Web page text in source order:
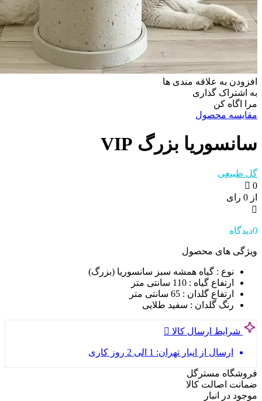
افزودن به علاقه مندی ها
به اشتراک گذاری
مرا اگاه کن
مقایسه محصول
سانسوریا بزرگ VIP
گل طبیعی
0
از 0 رای
0دیدگاه
ویژگی های محصول
نوع : گیاه همشه سبز سانسوریا (بزرگ)
ارتفاع گیاه : 110 سانتی متر
ارتفاع گلدان : 65 سانتی متر
رنگ گلدان : سفید طلایی
شرایط ارسال کالا
ارسال از انبار تهران: 1 الی 2 روز کاری
فروشگاه مسترگل
ضمانت اصالت کالا
موجود در انبار